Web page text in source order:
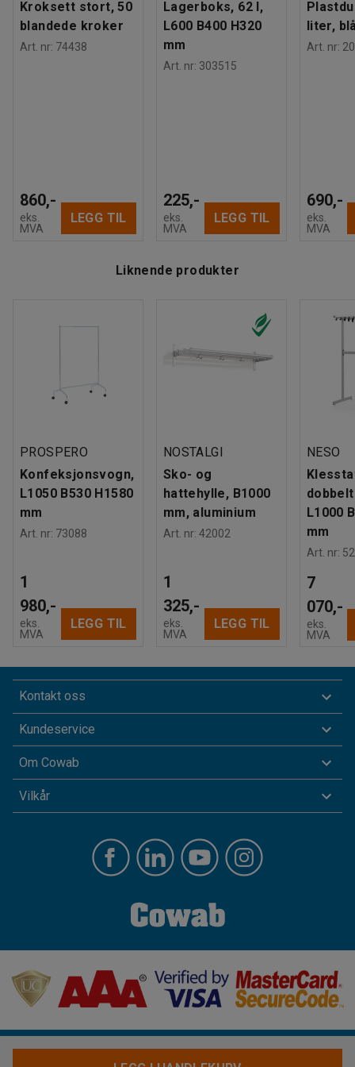
Kroksett stort, 50
blandede kroker
Art. nr: 74438
860,-
eks.
MVA
LEGG TIL
Lagerboks, 62 l,
L600 B400 H320
mm
Art. nr: 303515
225,-
eks.
MVA
LEGG TIL
liter,
Art. nr:
690,-
eks.
MVA
Liknende produkter
PROSPERO
Konfeksjonsvogn,
L1050 B530 H1580
mm
Art. nr: 73088
1
980,-
eks.
MVA
LEGG TIL
NOSTALGI
Sko- og
hattehylle, B1000
mm, aluminium
Art. nr: 42002
1
325,-
eks.
MVA
LEGG TIL
NESO
L1000
mm
Art. nr:
7
070,-
eks.
MVA
Kontakt oss
Kundeservice
Om Cowab
Vilkår